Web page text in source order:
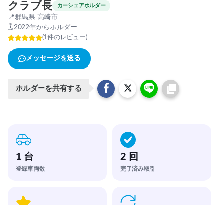
クラブ長 カーシェアホルダー
📍群馬県 高崎市
🗓2022年からホルダー
(1件のレビュー)
メッセージを送る
ホルダーを共有する
1 台
登録車両数
2 回
完了済み取引